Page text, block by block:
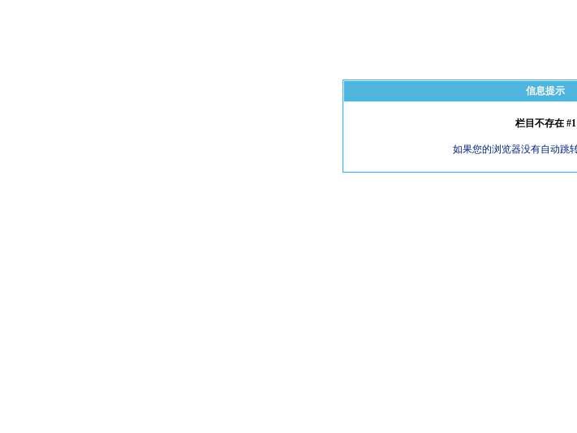
信息提示
栏目不存在 #1
如果您的浏览器没有自动跳